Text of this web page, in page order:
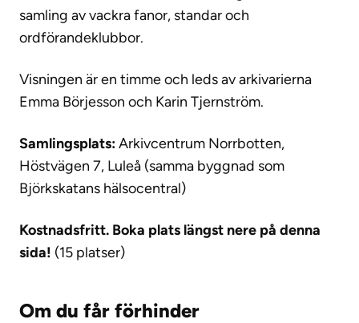
samling av vackra fanor, standar och
ordförandeklubbor.
Visningen är en timme och leds av arkivarierna
Emma Börjesson och Karin Tjernström.
Samlingsplats:Arkivcentrum Norrbotten,
Höstvägen 7, Luleå (samma byggnad som
Björkskatans hälsocentral)
Kostnadsfritt. Boka plats längst nere på denna
sida! (15 platser)
Om du får förhinder